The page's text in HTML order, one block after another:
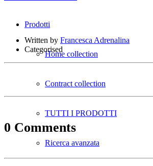
Prodotti
Home collection
Contract collection
TUTTI I PRODOTTI
Ricerca avanzata
Written by Francesca Adrenalina
Categorised
0 Comments